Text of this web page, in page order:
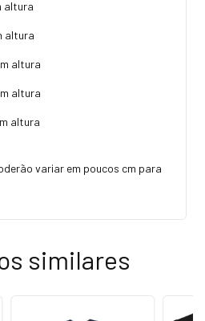
altura
altura
altura
altura
altura
variar em poucos cm para
similares